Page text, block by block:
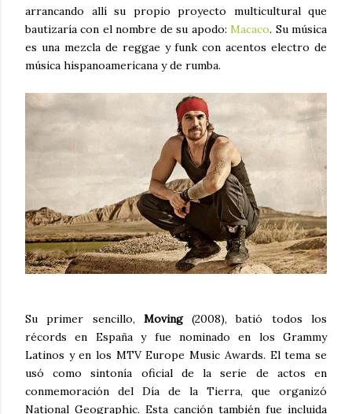
arrancando allí su propio proyecto multicultural que
bautizaría con el nombre de su apodo:Macaco. Su música
es una mezcla de reggae y funk con acentos electro de
música hispanoamericana y de rumba.
Su primer sencillo, Moving(2008), batió todos los
récords en España y fue nominado en los Grammy
Latinos y en los MTV Europe Music Awards. El tema se
usó como sintonía oficial de la serie de actos en
conmemoración del Día de la Tierra, que organizó
National Geographic. Esta canción también fue incluida